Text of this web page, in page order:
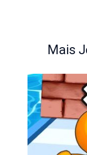
Mais